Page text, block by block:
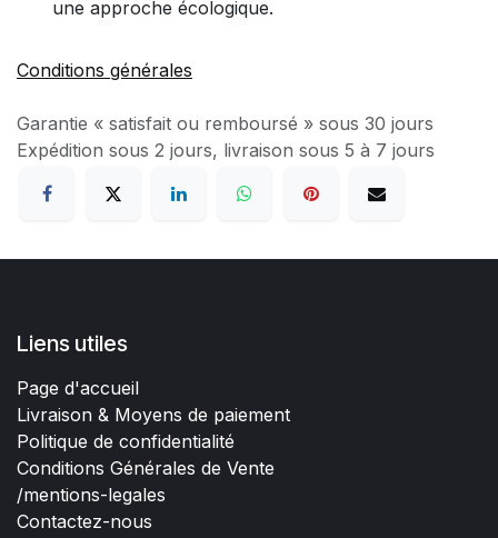
une approche écologique.
Conditions générales
Garantie « satisfait ou remboursé » sous 30 jours
Expédition sous 2 jours, livraison sous 5 à 7 jours
Liens utiles
Page d'accueil
Livraison & Moyens de paiement
Politique de confidentialité
Conditions Générales de Vente
/mentions-legales
Contactez-nous